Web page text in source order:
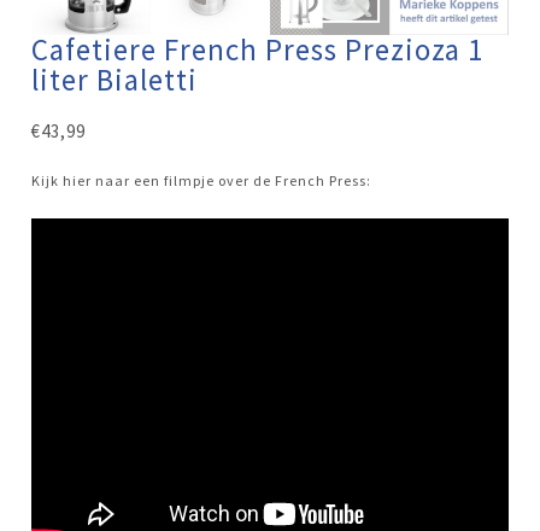
Cafetiere French Press Prezioza 1
liter Bialetti
€43,99
Kijk hier naar een filmpje over de French Press: